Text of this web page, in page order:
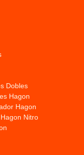
Dobles
Hagon
Hagon
Nitro